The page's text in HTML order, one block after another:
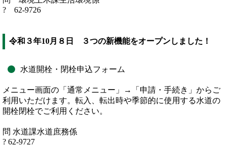
? 62-9726
令和３年10月８日 ３つの新機能をオープンしました！
水道開栓・閉栓申込フォーム
メニュー画面の「通常メニュー」→「申請・手続き」からご
利用いただけます。転入、転出時や季節的に使用する水道の
開栓閉栓でご利用ください。
問 水道課水道庶務係
? 62-9727